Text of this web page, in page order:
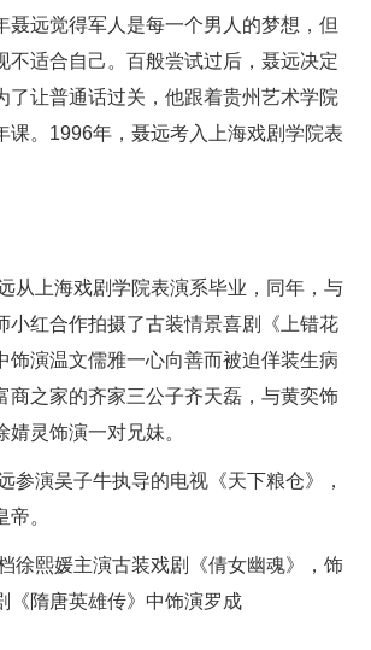
聂远觉得军人是每一个男人的梦想，但
不适合自己。百般尝试过后，聂远决定
了让普通话过关，他跟着贵州艺术学院
课。1996年，聂远考入上海戏剧学院表
从上海戏剧学院表演系毕业，同年，与
小红合作拍摄了古装情景喜剧《上错花
饰演温文儒雅一心向善而被迫佯装生病
商之家的齐家三公子齐天磊，与黄奕饰
灵饰演一对兄妹。
参演吴子牛执导的电视《天下粮仓》，
。
徐熙媛主演古装戏剧《倩女幽魂》，饰
《隋唐英雄传》中饰演罗成